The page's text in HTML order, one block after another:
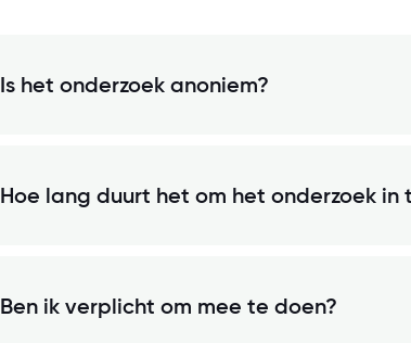
Is het onderzoek anoniem?
Hoe lang duurt het om het onderzoek in
Ben ik verplicht om mee te doen?